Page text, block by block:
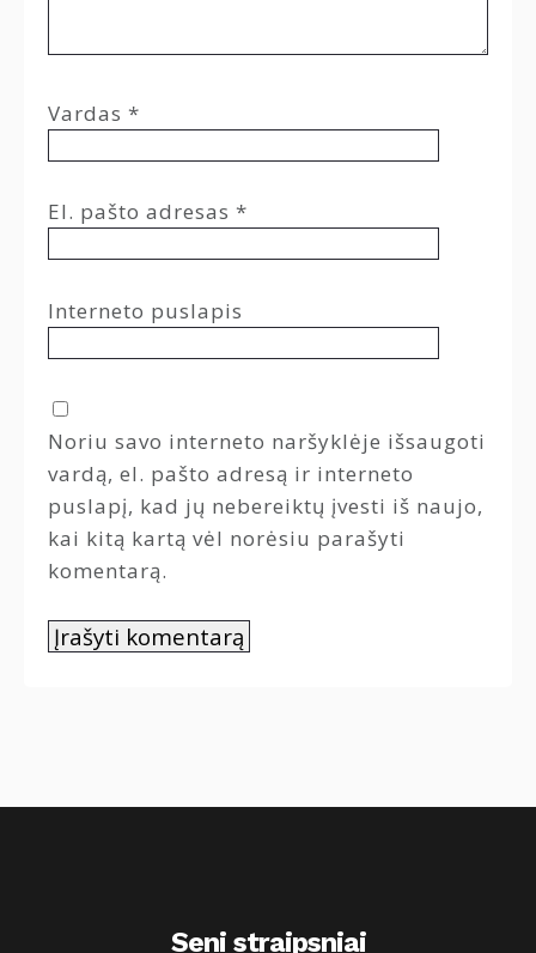
Vardas *
El. pašto adresas *
Interneto puslapis
Noriu savo interneto naršyklėje išsaugoti
vardą, el. pašto adresą ir interneto
puslapį, kad jų nebereiktų įvesti iš naujo,
kai kitą kartą vėl norėsiu parašyti
komentarą.
Seni straipsniai